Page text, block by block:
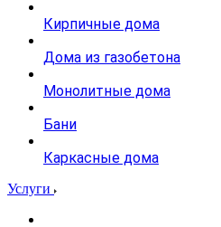
Кирпичные дома
Дома из газобетона
Монолитные дома
Бани
Каркасные дома
Услуги